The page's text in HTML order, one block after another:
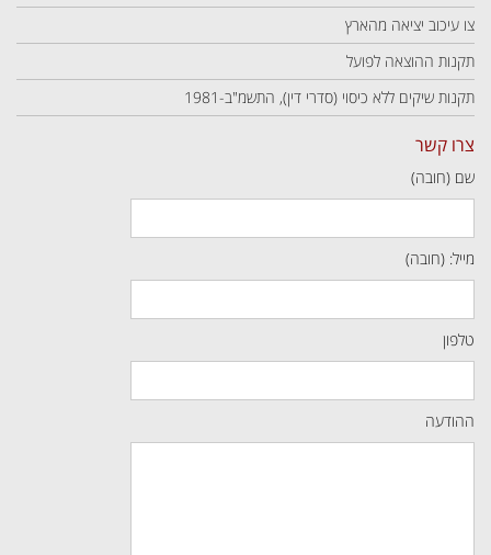
צו עיכוב יציאה מהארץ
תקנות ההוצאה לפועל
תקנות שיקים ללא כיסוי (סדרי דין), התשמ"ב-1981
צרו קשר
שם (חובה)
מייל: (חובה)
טלפון
ההודעה